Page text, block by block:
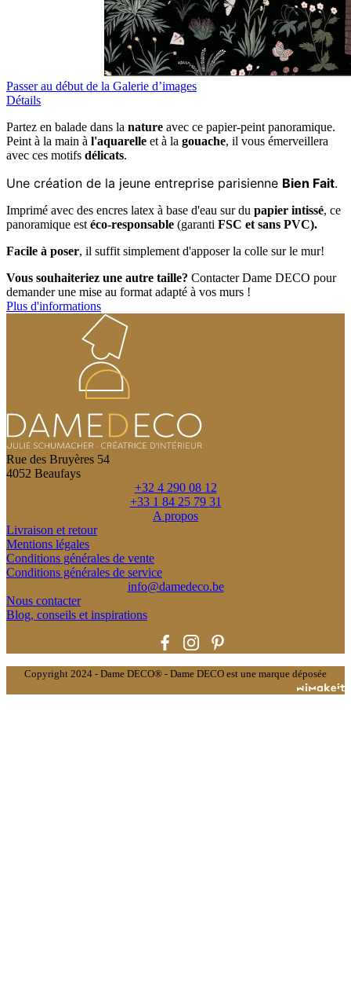
Passer au début de la Galerie d’images
Détails
Partez en balade dans la nature avec ce papier-peint panoramique.
Peint à la main à l'aquarelle et à la gouache, il vous émerveillera
avec ces motifs délicats.
Une création de la jeune entreprise parisienne Bien Fait.
Imprimé avec des encres latex à base d'eau sur du papier intissé, ce
panoramique est éco-responsable (garanti FSC et sans PVC).
Facile à poser, il suffit simplement d'apposer la colle sur le mur!
Vous souhaiteriez une autre taille? Contacter Dame DECO pour
demander une mise au format adapté à vos murs !
Plus d'informations
Rue des Bruyères 54
4052 Beaufays
+32 4 290 08 12
+33 1 84 25 79 31
A propos
Livraison et retour
Mentions légales
Conditions générales de vente
Conditions générales de service
info@damedeco.be
Nous contacter
Blog, conseils et inspirations
Copyright 2024 - Dame DECO® - Dame DECO est une marque déposée